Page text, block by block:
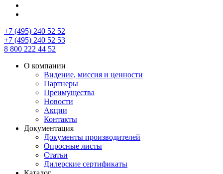
+7 (495) 240 52 52
+7 (495) 240 52 53
8 800 222 44 52
О компании
Видение, миссия и ценности
Партнеры
Преимущества
Новости
Акции
Контакты
Документация
Документы производителей
Опросные листы
Статьи
Дилерские сертификаты